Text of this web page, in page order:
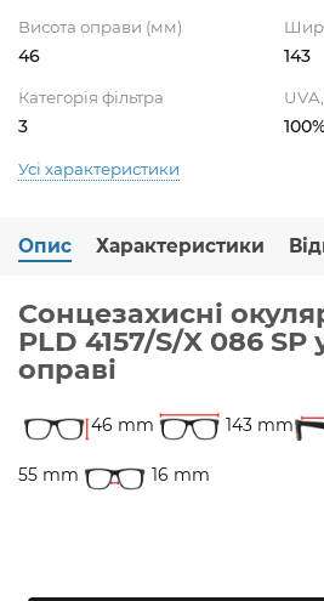
Висота оправи (мм)
46 143
Категорія фільтра
3
Усі характеристики
Опис Характеристики
Сонцезахисні
PLD 4157/S/X 086 SP
оправі
46 mm 143 mm
55 mm 16 mm